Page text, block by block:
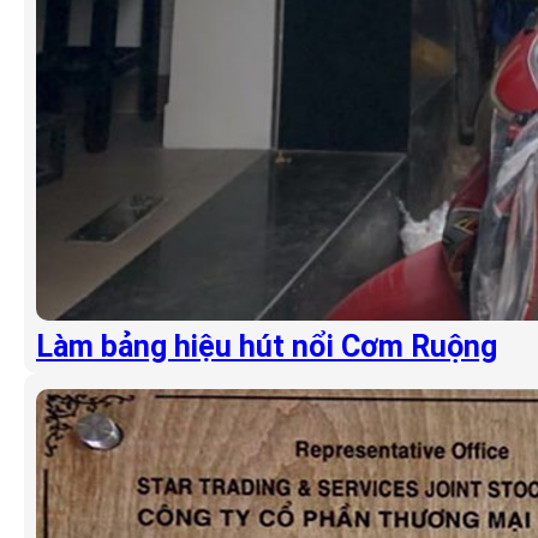
Làm bảng hiệu hút nổi Cơm Ruộng